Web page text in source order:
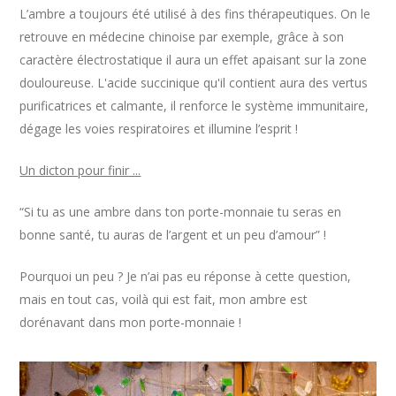
L’ambre a toujours été utilisé à des fins thérapeutiques. On le
retrouve en médecine chinoise par exemple, grâce à son
caractère électrostatique il aura un effet apaisant sur la zone
douloureuse. L'acide succinique qu'il contient aura des vertus
purificatrices et calmante, il renforce le système immunitaire,
dégage les voies respiratoires et illumine l’esprit !
Un dicton pour finir ...
“Si tu as une ambre dans ton porte-monnaie tu seras en
bonne santé, tu auras de l’argent et un peu d’amour” !
Pourquoi un peu ? Je n’ai pas eu réponse à cette question,
mais en tout cas, voilà qui est fait, mon ambre est
dorénavant dans mon porte-monnaie !